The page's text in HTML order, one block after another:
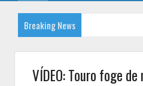
Breaking News
VÍDEO: Touro foge